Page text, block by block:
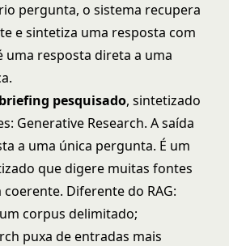
pergunta, o sistema recupera
e sintetiza uma resposta com
uma resposta direta a uma
pesquisado, sintetizado
Generative Research. A saída
a uma única pergunta. É um
que digere muitas fontes
Diferente do RAG:
corpus delimitado;
puxa de entradas mais